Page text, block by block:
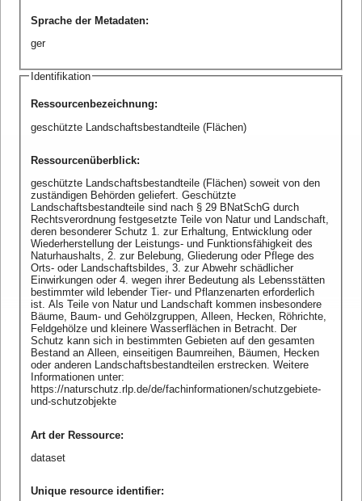
Sprache der Metadaten:
ger
Identifikation
Ressourcenbezeichnung:
geschützte Landschaftsbestandteile (Flächen)
Ressourcenüberblick:
geschützte Landschaftsbestandteile (Flächen) soweit von den
zuständigen Behörden geliefert. Geschützte
Landschaftsbestandteile sind nach § 29 BNatSchG durch
Rechtsverordnung festgesetzte Teile von Natur und Landschaft,
deren besonderer Schutz 1. zur Erhaltung, Entwicklung oder
Wiederherstellung der Leistungs- und Funktionsfähigkeit des
Naturhaushalts, 2. zur Belebung, Gliederung oder Pflege des
Orts- oder Landschaftsbildes, 3. zur Abwehr schädlicher
Einwirkungen oder 4. wegen ihrer Bedeutung als Lebensstätten
bestimmter wild lebender Tier- und Pflanzenarten erforderlich
ist. Als Teile von Natur und Landschaft kommen insbesondere
Bäume, Baum- und Gehölzgruppen, Alleen, Hecken, Röhrichte,
Feldgehölze und kleinere Wasserflächen in Betracht. Der
Schutz kann sich in bestimmten Gebieten auf den gesamten
Bestand an Alleen, einseitigen Baumreihen, Bäumen, Hecken
oder anderen Landschaftsbestandteilen erstrecken. Weitere
Informationen unter:
https://naturschutz.rlp.de/de/fachinformationen/schutzgebiete-
und-schutzobjekte
Art der Ressource:
dataset
Unique resource identifier: